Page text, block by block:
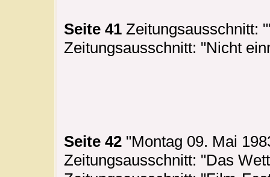
Seite 41 Zeitungsausschnitt:
Zeitungsausschnitt: "Nicht
Seite 42 "Montag 09. Mai
Zeitungsausschnitt: "Das